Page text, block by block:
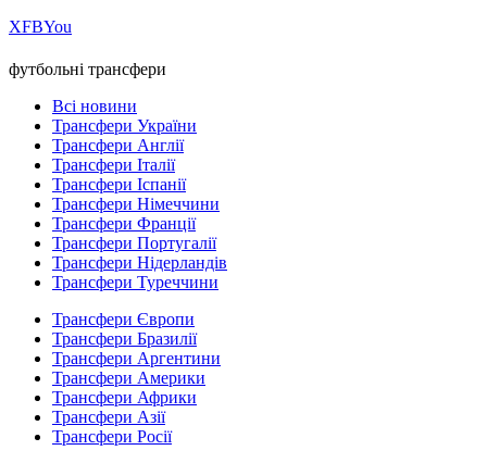
ХFBYou
футбольні трансфери
Всі новини
Трансфери України
Трансфери Англії
Трансфери Італії
Трансфери Іспанії
Трансфери Німеччини
Трансфери Франції
Трансфери Португалії
Трансфери Нідерландів
Трансфери Туреччини
Трансфери Європи
Трансфери Бразилії
Трансфери Аргентини
Трансфери Америки
Трансфери Африки
Трансфери Азії
Трансфери Росії